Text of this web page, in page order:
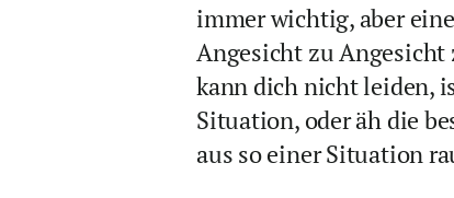
immer wichtig, aber
Angesicht zu Angesicht
kann dich nicht leiden,
Situation, oder äh die
aus so einer Situation